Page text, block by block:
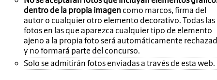
dentro de la propia imagen como marcos, firma del
autor o cualquier otro elemento decorativo. Todas las
fotos en las que aparezca cualquier tipo de elemento
ajeno a la propia foto será automáticamente
y no formará parte del concurso.
Solo se admitirán fotos enviadas a través de esta web.